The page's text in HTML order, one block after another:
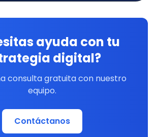
ayuda con tu
digital?
consulta gratuita con nuestro
equipo.
Contáctanos